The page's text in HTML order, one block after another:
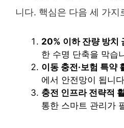
니다. 핵심은 다음 세 가
20% 이하 잔량 방치
한 수명 단축을 막습
이동 충전·보험 특약
에서 안전망이 됩니
충전 인프라 전략적
통한 스마트 관리가